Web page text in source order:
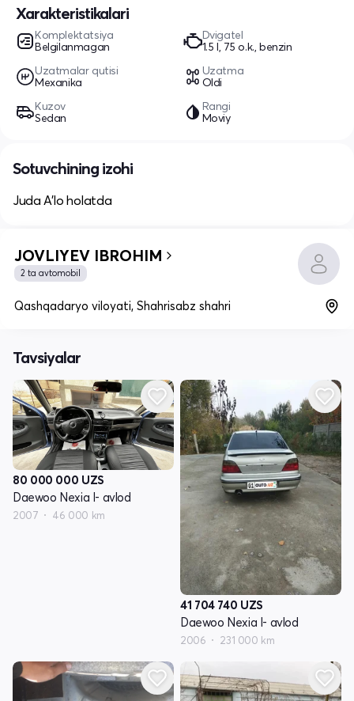
Xarakteristikalari
Komplektatsiya
Belgilanmagan
Dvigatel
1.5 l, 75 o.k., benzin
Uzatmalar qutisi
Mexanika
Uzatma
Oldi
Kuzov
Sedan
Rangi
Moviy
Sotuvchining izohi
Juda A’lo holatda
JOVLIYEV IBROHIM
2 ta avtomobil
Qashqadaryo viloyati, Shahrisabz shahri
Tavsiyalar
80 000 000 UZS
Daewoo Nexia I- avlod
2007 46 000 km
41 704 740 UZS
Daewoo Nexia I- avlod
2006 231 000 km